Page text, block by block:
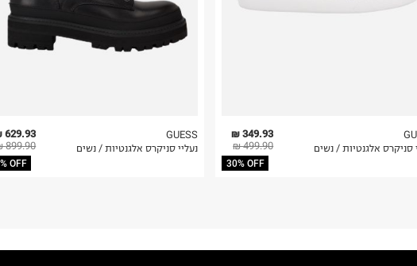
בלבד. לא ניתן
629.93 ₪
899.90 ₪
OFF
GUESS
נעליי סניקרס אלגנטיות / נשים
349.93 ₪
499.90 ₪
30% OFF
סניקרס אלגנטיות / נשים